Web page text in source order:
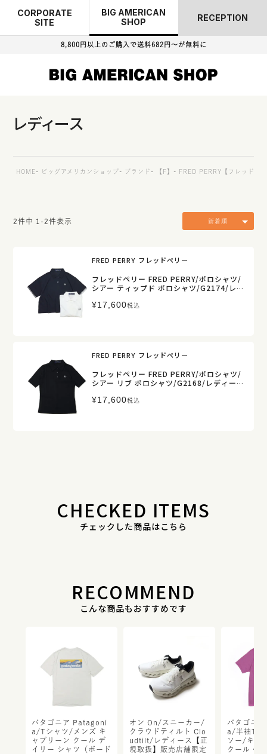
CORPORATE
SITE
BIG AMERICAN
SHOP
RECEPTION
8,800円以上のご購入で送料682円～が無料に
レディース
HOME ビッグアメリカンショップ ブランド 【F】 FRED PERRY【フレッドペ
新着順
2件中 1 -2件表示
FRED PERRY フレッドペリー
フレッドペリー FRED PERRY/ポロシャツ/
シアー ティップド ポロシャツ/G2174/レ
¥17,600税込
FRED PERRY フレッドペリー
フレッドペリー FRED PERRY/ポロシャツ/
シアー リブ ポロシャツ/G2168/レディー
¥17,600税込
CHECKED ITEMS
チェックした商品はこちら
RECOMMEND
こんな商品もおすすめです
パタゴニア Patagoni
a/Tシャツ/メンズ キ
ャプリーン クール デ
イリー シャツ（ボード
オン On/スニーカー/
クラウドティルト Clo
udtilt/レディース【正
規取扱】販売店舗限定
パタゴニ
a/半袖Tシ
ソー/キャ
クール・